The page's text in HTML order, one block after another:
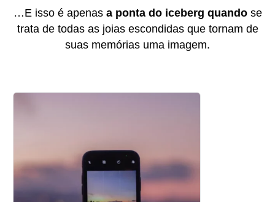
…E isso é apenas a ponta do iceberg quandose
trata de todas as joias escondidas que tornam de
suas memórias uma imagem.